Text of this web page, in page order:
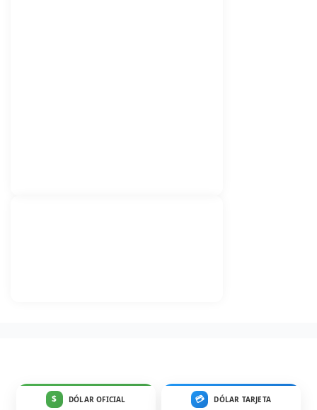
$ DÓLAR OFICIAL 💳 DÓLAR TARJETA